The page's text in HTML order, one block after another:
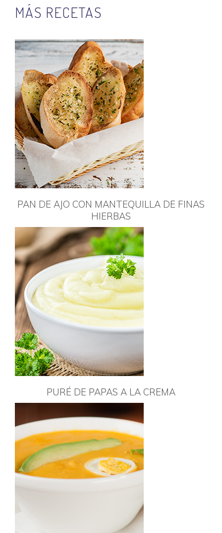
MÁS RECETAS
PAN DE AJO CON MANTEQUILLA DE FINAS
HIERBAS
PURÉ DE PAPAS A LA CREMA